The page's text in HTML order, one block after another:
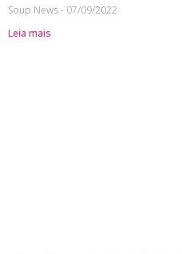
Soup News
07/09/2022
Leia mais